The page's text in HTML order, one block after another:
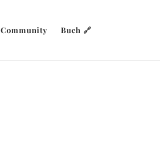
Community Buch 🔗